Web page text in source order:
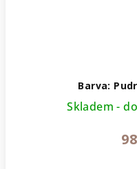
Barva:
Skladem -